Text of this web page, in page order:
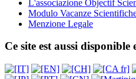
L'associazione Objectif
Modulo Vacanze
Menzione Legale
Ce site est aussi disponible